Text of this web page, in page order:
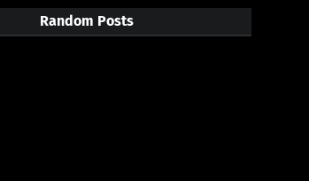
Random Posts